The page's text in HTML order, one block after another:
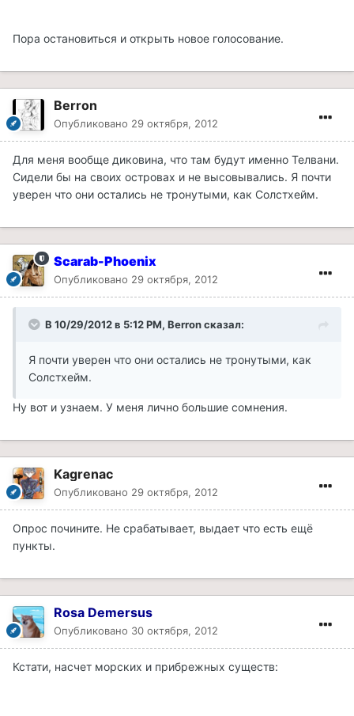
Пора остановиться и открыть новое голосование.
Berron
Опубликовано 29 октября, 2012
Для меня вообще диковина, что там будут именно Телвани.
Сидели бы на своих островах и не высовывались. Я почти
уверен что они остались не тронутыми, как Солстхейм.
Scarab-Phoenix
Опубликовано 29 октября, 2012
В 10/29/2012 в 5:12 PM, Berron сказал:
Я почти уверен что они остались не тронутыми, как
Солстхейм.
Ну вот и узнаем. У меня лично большие сомнения.
Kagrenac
Опубликовано 29 октября, 2012
Опрос почините. Не срабатывает, выдает что есть ещё
пункты.
Rosa Demersus
Опубликовано 30 октября, 2012
Кстати, насчет морских и прибрежных существ: